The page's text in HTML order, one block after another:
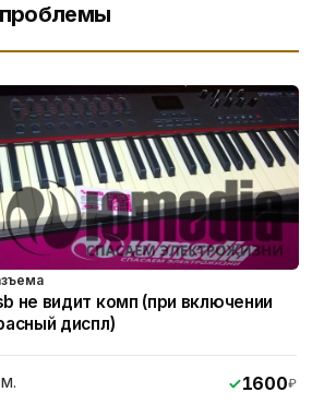
не видит комп (при включении
диспл)
1600₽